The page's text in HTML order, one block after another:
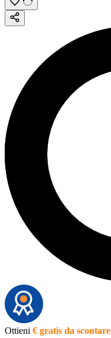
Ottieni € gratis da scontare